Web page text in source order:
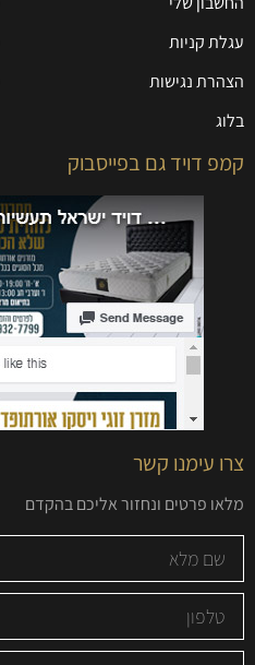
עגלת קניות
הצהרת נגישות
בלוג
קמפ דויד גם בפייסבוק
צרו עימנו קשר
מלאו פרטים ונחזור אליכם בהקדם